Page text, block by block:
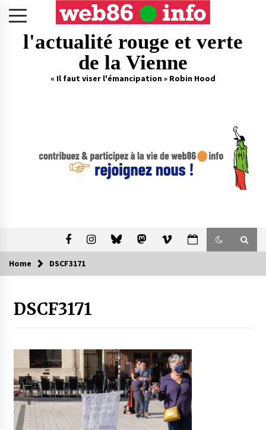
l'actualité rouge et verte
de la Vienne
« Il faut viser l'émancipation » Robin Hood
Home DSCF3171
DSCF3171